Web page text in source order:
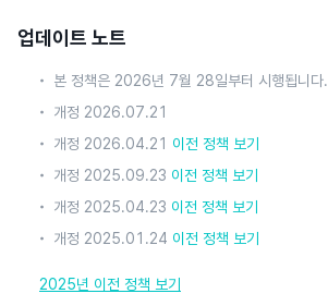
업데이트 노트
본 정책은 2026년 7월 28일부터 시행됩니다.
개정 2026.07.21
개정 2026.04.21 이전 정책 보기
개정 2025.09.23 이전 정책 보기
개정 2025.04.23 이전 정책 보기
개정 2025.01.24 이전 정책 보기
2025년 이전 정책 보기